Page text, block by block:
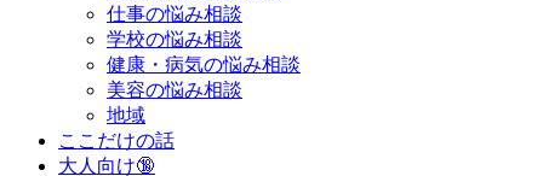
仕事の悩み相談
学校の悩み相談
健康・病気の悩み相談
美容の悩み相談
地域
ここだけの話
大人向け🔞